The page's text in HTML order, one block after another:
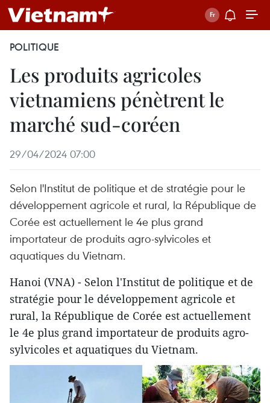
POLITIQUE
Les produits agricoles
vietnamiens pénètrent le
marché sud-coréen
29/04/2024 07:00
Selon l'Institut de politique et de stratégie pour le
développement agricole et rural, la République de
Corée est actuellement le 4e plus grand
importateur de produits agro-sylvicoles et
aquatiques du Vietnam.
Hanoi (VNA) - Selon l'Institut de politique et de
stratégie pour le développement agricole et
rural, la République de Corée est actuellement
le 4e plus grand importateur de produits agro-
sylvicoles et aquatiques du Vietnam.